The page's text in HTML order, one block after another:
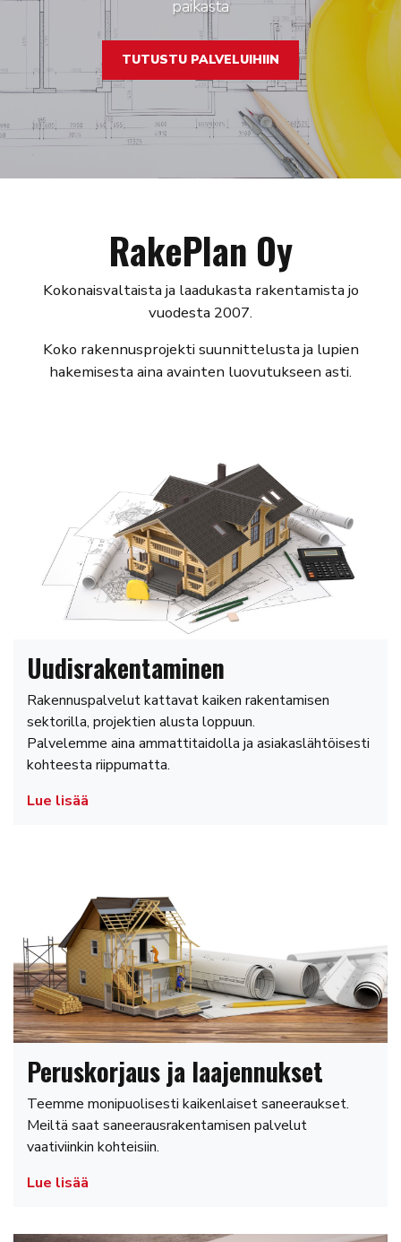
Register
paikasta
TUTUSTU PALVELUIHIIN
RakePlan Oy
Kokonaisvaltaista ja laadukasta rakentamista jo
vuodesta 2007.
Koko rakennusprojekti suunnittelusta ja lupien
hakemisesta aina avainten luovutukseen asti.
Uudisrakentaminen
Rakennuspalvelut kattavat kaiken rakentamisen
sektorilla, projektien alusta loppuun.
Palvelemme aina ammattitaidolla ja asiakaslähtöisesti
kohteesta riippumatta.
Lue lisää
Peruskorjaus ja laajennukset
Teemme monipuolisesti kaikenlaiset saneeraukset.
Meiltä saat saneerausrakentamisen palvelut
vaativiinkin kohteisiin.
Lue lisää